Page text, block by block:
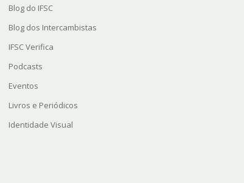
Blog do IFSC
Blog dos Intercambistas
IFSC Verifica
Podcasts
Eventos
Livros e Periódicos
Identidade Visual